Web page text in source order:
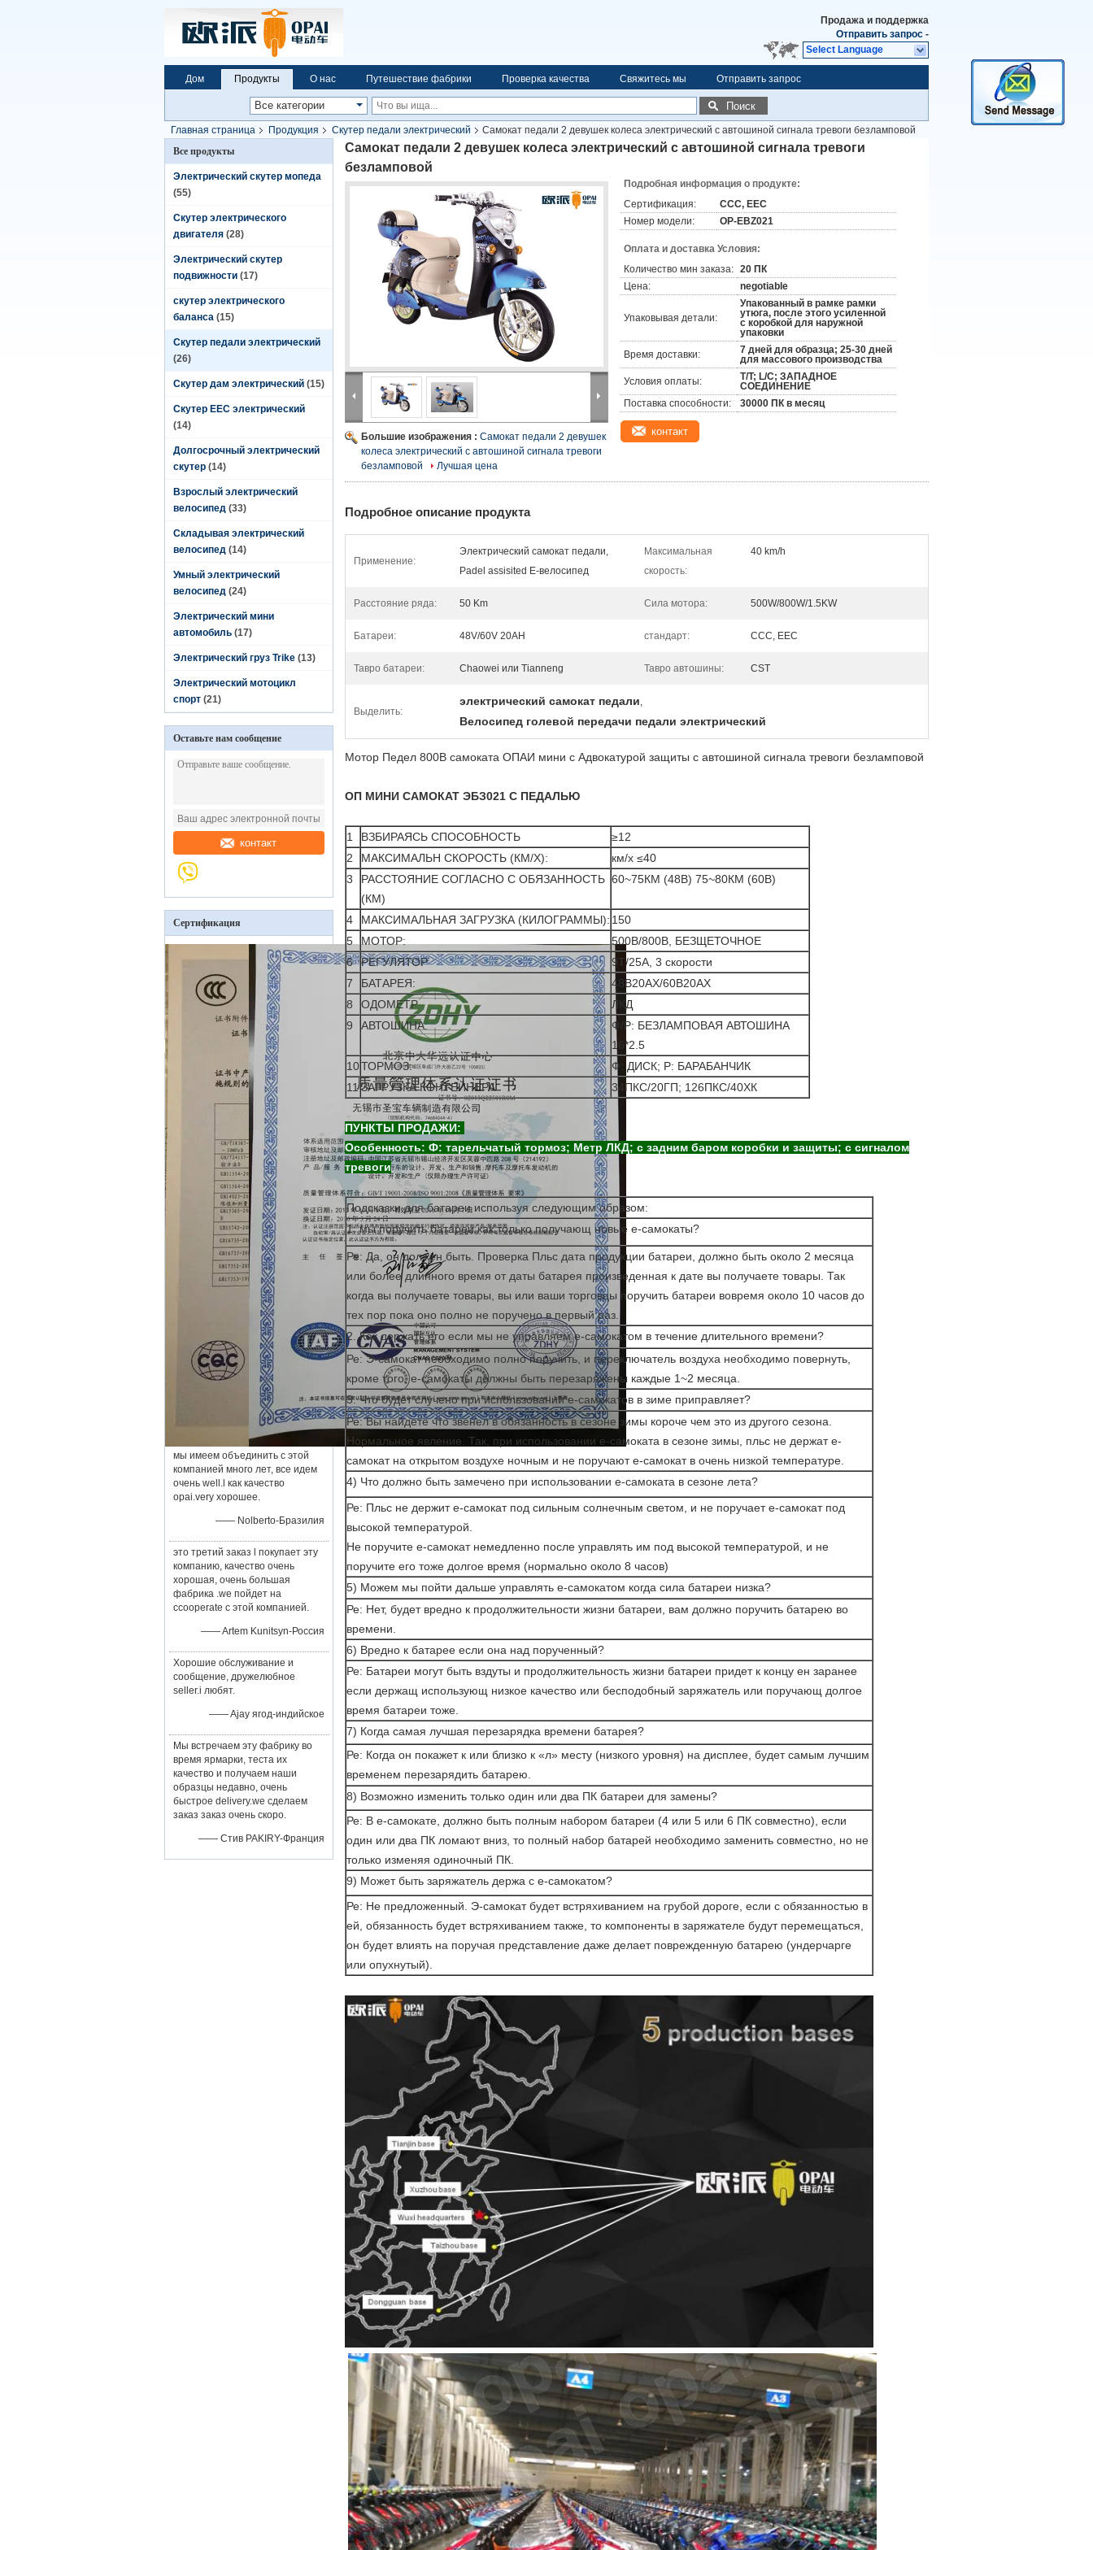
Продажа и поддержка
Отправить запрос -
Select Language
Дом Продукты О нас Путешествие фабрики Проверка качества Свяжитесь мы Отправить запрос
Поиск
Главная страница Продукция Скутер педали электрический
Самокат педали 2 девушек колеса электрический с автошиной сигнала тревоги безламповой
Все продукты
Электрический скутер мопеда
(55)
Скутер электрического
двигателя (28)
Электрический скутер
подвижности (17)
скутер электрического
баланса (15)
Скутер педали электрический
(26)
Скутер дам электрический (15)
Скутер EEC электрический
(14)
Долгосрочный электрический
скутер (14)
Взрослый электрический
велосипед (33)
Складывая электрический
велосипед (14)
Умный электрический
велосипед (24)
Электрический мини
автомобиль (17)
Электрический груз Trike (13)
Электрический мотоцикл
спорт (21)
Оставьте нам сообщение
контакт
Сертификация
мы имеем объединить с этой
компанией много лет, все идем
очень well.l как качество
opai.very хорошее.
—— Nolberto-Бразилия
это третий заказ l покупает эту
компанию, качество очень
хорошая, очень большая
фабрика .we пойдет на
ccooperate с этой компанией.
—— Artem Kunitsyn-Россия
Хорошие обслуживание и
сообщение, дружелюбное
seller.i любят.
—— Ajay ягод-индийское
Мы встречаем эту фабрику во
время ярмарки, теста их
качество и получаем наши
образцы недавно, очень
быстрое delivery.we сделаем
заказ заказ очень скоро.
—— Стив PAKIRY-Франция
Самокат педали 2 девушек колеса электрический с автошиной сигнала тревоги
безламповой
Большие изображения : Самокат педали 2 девушек
колеса электрический с автошиной сигнала тревоги
безламповой
Лучшая цена
Подробная информация о продукте:
Сертификация:
CCC, EEC
Номер модели:
OP-EBZ021
Оплата и доставка Условия:
Количество мин заказа: 20 ПК
Цена:
negotiable
Упаковывая детали:
Упакованный в рамке рамки
утюга, после этого усиленной
с коробкой для наружной
упаковки
Время доставки:
7 дней для образца; 25-30 дней
для массового производства
Условия оплаты:
T/T; L/C; ЗАПАДНОЕ
СОЕДИНЕНИЕ
Поставка способности:
30000 ПК в месяц
контакт
Подробное описание продукта
Применение:
Электрический самокат педали,
Padel assisited E-велосипед
Максимальная
скорость:
40 km/h
Расстояние ряда: 50 Km Сила мотора: 500W/800W/1.5KW
Батареи: 48V/60V 20AH стандарт: CCC, EEC
Тавро батареи: Chaowei или Tianneng Тавро автошины: CST
Выделить:
электрический самокат педали,
Велосипед голевой передачи педали электрический
Мотор Педел 800В самоката ОПАИ мини с Адвокатурой защиты с автошиной сигнала тревоги безламповой
ОП МИНИ САМОКАТ ЭБЗ021 С ПЕДАЛЬЮ
1 ВЗБИРАЯСЬ СПОСОБНОСТЬ
≥12
2
МАКСИМАЛЬН СКОРОСТЬ (КМ/Х):
км/х ≤40
3
РАССТОЯНИЕ СОГЛАСНО С ОБЯЗАННОСТЬ
(КМ)
60~75КМ (48В) 75~80КМ (60В)
4 МАКСИМАЛЬНАЯ ЗАГРУЗКА (КИЛОГРАММЫ): 150
5
МОТОР:
500В/800В, БЕЗЩЕТОЧНОЕ
6
РЕГУЛЯТОР
9Т/25А, 3 скорости
7
БАТАРЕЯ:
48В20АХ/60В20АХ
8
ОДОМЕТР
ЛКД
9
АВТОШИНА:
Ф/Р: БЕЗЛАМПОВАЯ АВТОШИНА
16*2.5
10ТОРМОЗ:
Ф: ДИСК; Р: БАРАБАНЧИК
11ЗАГРУЗКА КОНТЕЙНЕРА 34ПКС/20ГП; 126ПКС/40ХК
ПУНКТЫ ПРОДАЖИ:
Особенность: Ф: тарельчатый тормоз; Метр ЛКД; с задним баром коробки и защиты; с сигналом
тревоги
Подсказки для батареи используя следующим образом:
1: мы поручить батареи как только получающ новые е-самокаты?
Ре: Да, он должен быть. Проверка Пльс дата продукции батареи, должно быть около 2 месяца
или более длинного время от даты батарея произведенная к дате вы получаете товары. Так
когда вы получаете товары, вы или ваши торговцы поручить батареи вовремя около 10 часов до
тех пор пока оно полно не поручено в первый раз.
2. Как держать его если мы не управляем е-самокатом в течение длительного времени?
Ре: Э-самокат необходимо полно поручить, и переключатель воздуха необходимо повернуть,
кроме того, е-самокаты должны быть перезаряжены каждые 1~2 месяца.
3. Что будет случено при использовании е-самокатов в зиме приправляет?
Ре: Вы найдете что звенел в обязанность в сезоне зимы короче чем это из другого сезона.
Нормальное явление. Так, при использовании е-самоката в сезоне зимы, пльс не держат е-
самокат на открытом воздухе ночным и не поручают е-самокат в очень низкой температуре.
4) Что должно быть замечено при использовании е-самоката в сезоне лета?
Ре: Пльс не держит е-самокат под сильным солнечным светом, и не поручает е-самокат под
высокой температурой.
Не поручите е-самокат немедленно после управлять им под высокой температурой, и не
поручите его тоже долгое время (нормально около 8 часов)
5) Можем мы пойти дальше управлять е-самокатом когда сила батареи низка?
Ре: Нет, будет вредно к продолжительности жизни батареи, вам должно поручить батарею во
времени.
6) Вредно к батарее если она над порученный?
Ре: Батареи могут быть вздуты и продолжительность жизни батареи придет к концу ен заранее
если держащ использующ низкое качество или бесподобный заряжатель или поручающ долгое
время батареи тоже.
7) Когда самая лучшая перезарядка времени батарея?
Ре: Когда он покажет к или близко к «л» месту (низкого уровня) на дисплее, будет самым лучшим
временем перезарядить батарею.
8) Возможно изменить только один или два ПК батареи для замены?
Ре: В е-самокате, должно быть полным набором батареи (4 или 5 или 6 ПК совместно), если
один или два ПК ломают вниз, то полный набор батарей необходимо заменить совместно, но не
только изменяя одиночный ПК.
9) Может быть заряжатель держа с е-самокатом?
Ре: Не предложенный. Э-самокат будет встряхиванием на грубой дороге, если с обязанностью в
ей, обязанность будет встряхиванием также, то компоненты в заряжателе будут перемещаться,
он будет влиять на поручая представление даже делает поврежденную батарею (ундерчарге
или опухнутый).